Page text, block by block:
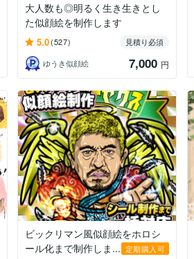
大人数も◎明るく生き生きとし
た似顔絵を制作します
5.0(527)
見積り必須
ゆうき似顔絵
7,000 円
ビックリマン風似顔絵をホロシ
ール化まで制作しま... 定期購入可